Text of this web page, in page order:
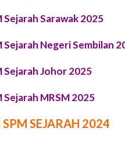
Sejarah Sarawak 2025
Sejarah Negeri Sembilan
Sejarah Johor 2025
Sejarah MRSM 2025
SEJARAH 2024